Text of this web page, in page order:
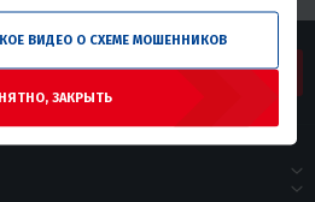
ЗАДАТЬ ВОПРОС
ВИДЕО О СХЕМЕ МОШЕННИКОВ
ЗАКРЫТЬ